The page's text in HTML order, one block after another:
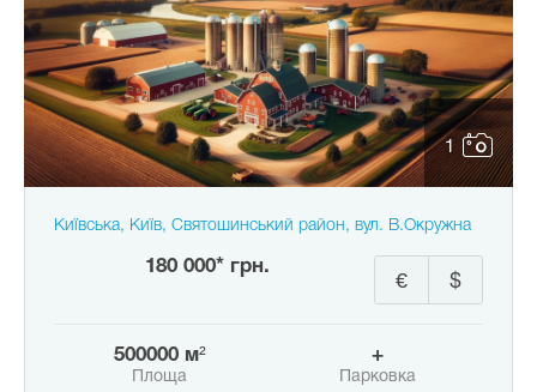
1
Київська, Київ, Святошинський район, вул. В.Окружна
180 000* грн.
$
€
500000 м²
Площа
+
Парковка